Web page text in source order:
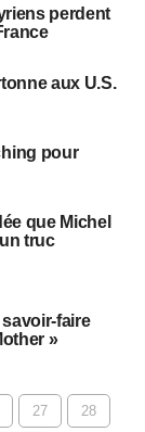
perdent
aux U.S.
pour
que Michel
truc
faire
»
27 28